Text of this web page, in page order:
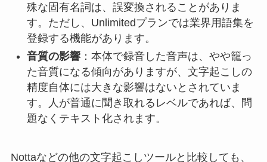
殊な固有名詞は、誤変換されることがありま
す。ただし、Unlimitedプランでは業界用語集を
登録する機能があります。
音質の影響：本体で録音した音声は、やや籠っ
た音質になる傾向がありますが、文字起こしの
精度自体には大きな影響はないとされていま
す。人が普通に聞き取れるレベルであれば、問
題なくテキスト化されます。
Nottaなどの他の文字起こしツールと比較しても、